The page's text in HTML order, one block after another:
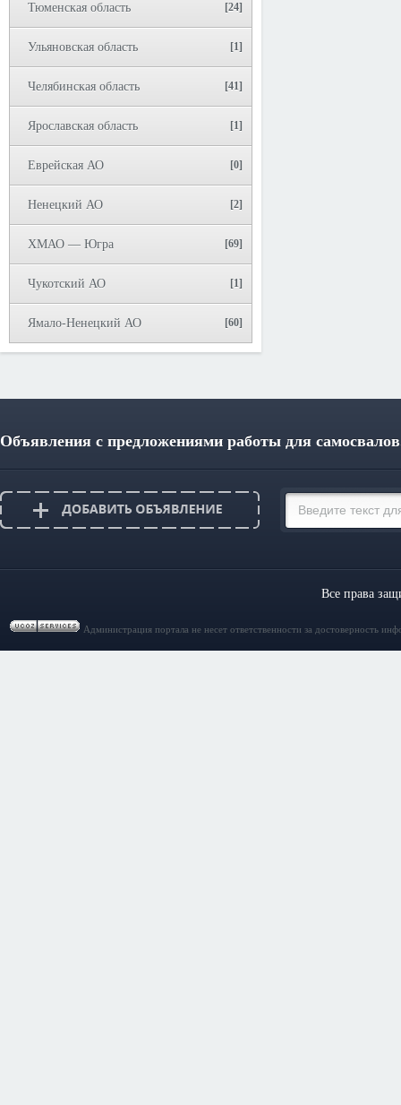
Тюменская область [24]
Ульяновская область [1]
Челябинская область [41]
Ярославская область [1]
Еврейская АО [0]
Ненецкий АО [2]
ХМАО — Югра [69]
Чукотский АО [1]
Ямало-Ненецкий АО [60]
Объявления с предложениями работы для
Все права
Администрация портала не несет ответственности за достоверность